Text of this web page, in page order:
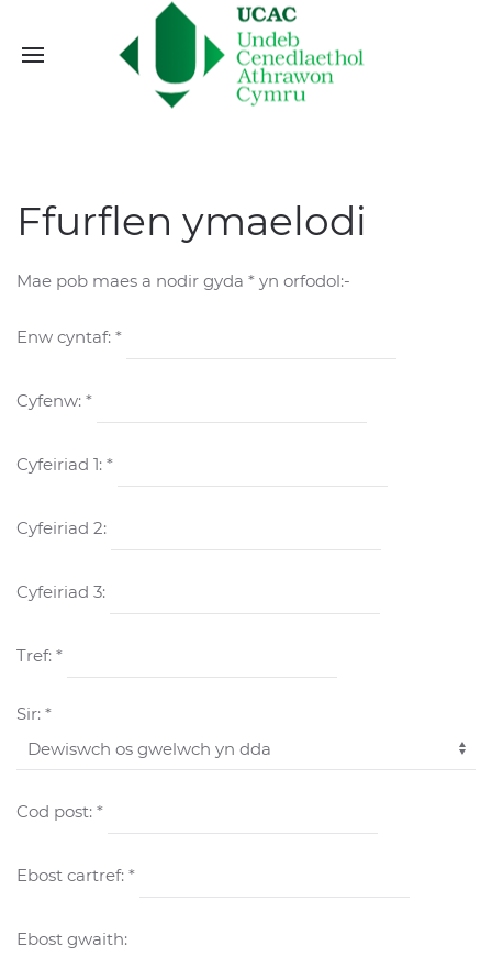
Ffurflen ymaelodi
Mae pob maes a nodir gyda * yn orfodol:-
Enw cyntaf: *
Cyfenw: *
Cyfeiriad 1: *
Cyfeiriad 2:
Cyfeiriad 3:
Tref: *
Sir: *
Cod post: *
Ebost cartref: *
Ebost gwaith: